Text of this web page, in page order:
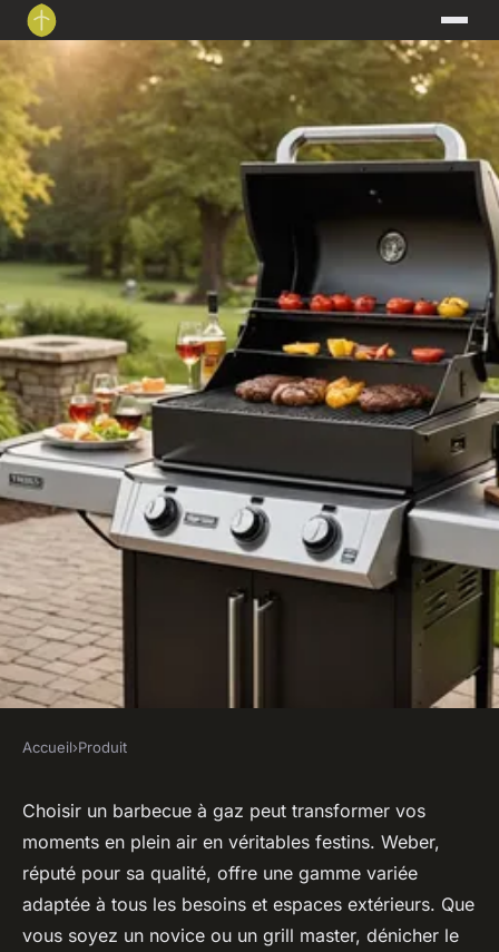
Les meilleurs barbecues à gaz
weber pour vos moments en
plein air
Joseph•17 mai 2025•9 min de lecture
Accueil›Produit
Choisir un barbecue à gaz peut transformer vos
moments en plein air en véritables festins. Weber,
réputé pour sa qualité, offre une gamme variée
adaptée à tous les besoins et espaces extérieurs. Que
vous soyez un novice ou un grill master, dénicher le